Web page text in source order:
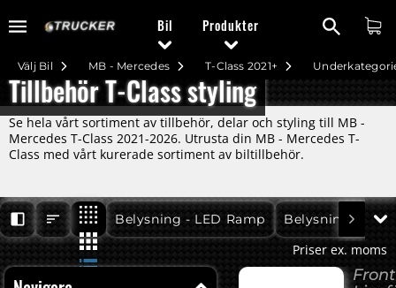
Bil Produkter
T-Class 2021+
MB - Mercedes
Välj Bil
Tillbehör T-Class styling
Se hela vårt sortiment av tillbehör, delar och styling till MB -
Mercedes T-Class 2021-2026. Utrusta din MB - Mercedes T-
Class med vårt kurerade sortiment av biltillbehör.
T-Class 2021+
Belysning - LED Ramp
T-Class 2021+
Belysning -
Priser ex. moms